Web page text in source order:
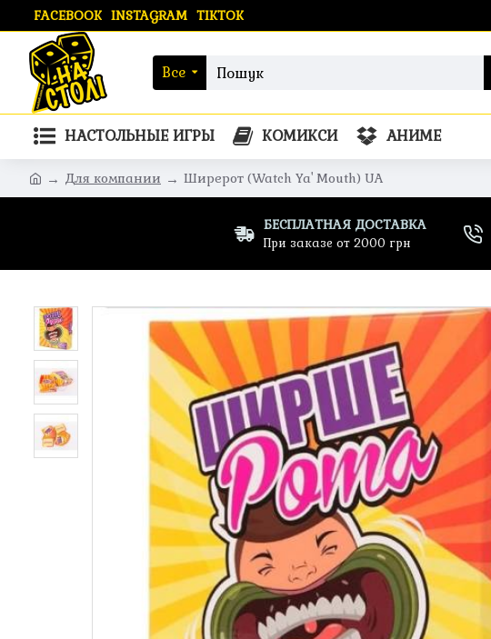
FACEBOOK INSTAGRAM TIKTOK
Все
НАСТОЛЬНЫЕ ИГРЫ КОМИКСИ АНИМЕ
Для компании Ширерот (Watch Ya' Mouth) UA
БЕСПЛАТНАЯ ДОСТАВКА
При заказе от 2000 грн